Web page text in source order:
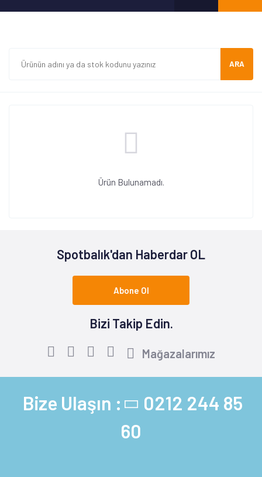
ARA
Ürün Bulunamadı.
Spotbalık'dan Haberdar OL
Abone Ol
Bizi Takip Edin.
Mağazalarımız
Bize Ulaşın : 0212 244 85
60